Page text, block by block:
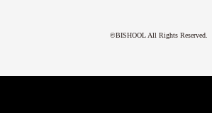
©BISHOOL All Rights Reserved.